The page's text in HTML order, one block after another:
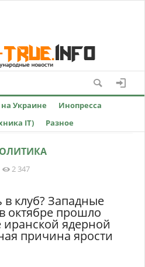
Украине
Инопресса
IT) Разное
2 347
клуб? Западные
октябре прошло
ядерной
причина ярости